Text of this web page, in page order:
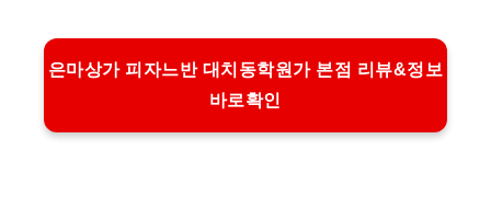
은마상가 피자느반 대치동학원가 본점 리뷰&정보
바로확인